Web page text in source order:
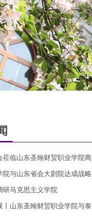
莅临山东圣翰财贸职业学院商
院与山东省会大剧院达成战略
研马克思主义学院
丨山东圣翰财贸职业学院与泰